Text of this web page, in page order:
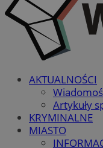
AKTUALNOŚCI
Artykuły
KRYMINALNE
MIASTO